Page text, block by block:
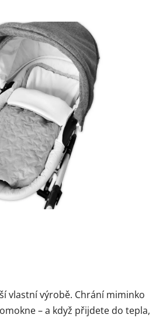
vlastní výrobě. Chrání miminko
– a když přijdete do tepla,